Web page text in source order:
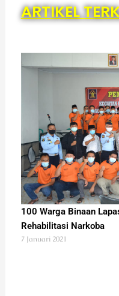
ARTIKEL
100 Warga Binaan
Rehabilitasi Narkoba
7 Januari 2021